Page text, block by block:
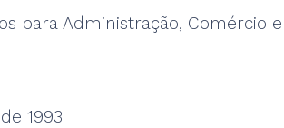
para Administração, Comércio
1993